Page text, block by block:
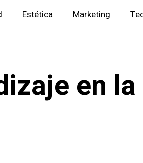
Estética Marketing
en la